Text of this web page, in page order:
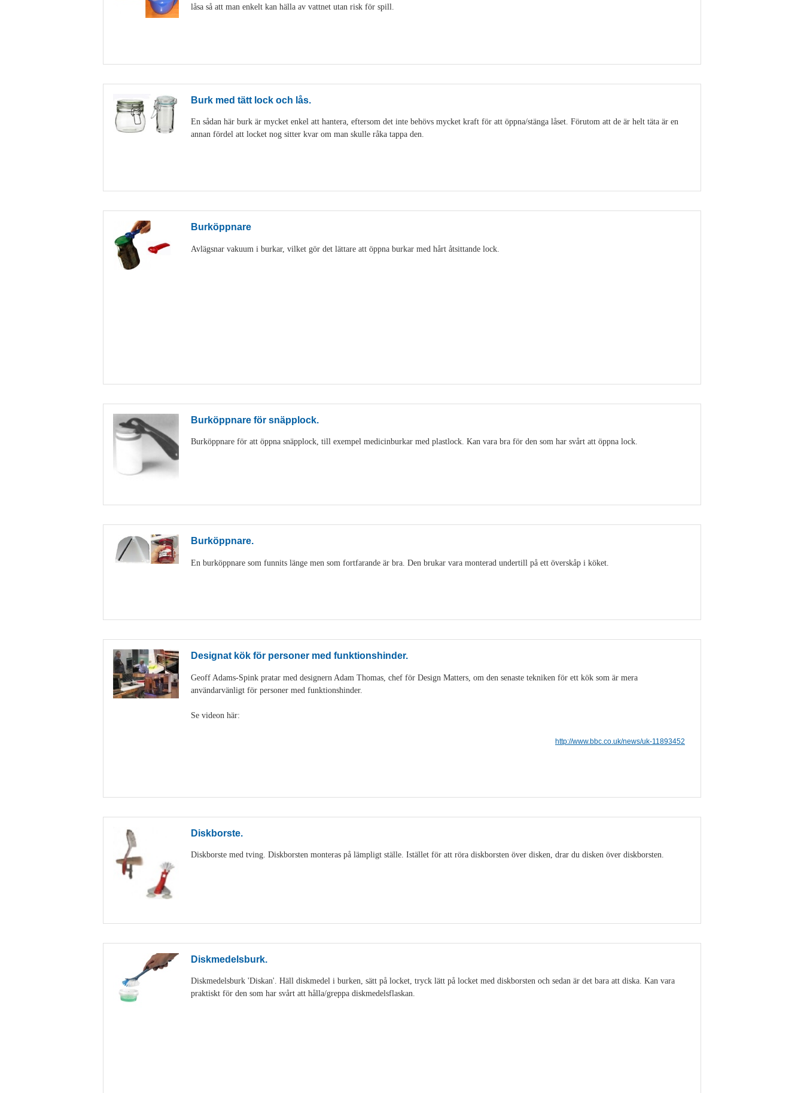
låsa så att man enkelt kan hälla av vattnet utan risk för spill.
Burk med tätt lock och lås.
En sådan här burk är mycket enkel att hantera, eftersom det inte behövs mycket kraft för att öppna/stänga låset. Förutom att de är helt täta är en
annan fördel att locket nog sitter kvar om man skulle råka tappa den.
Burköppnare
Avlägsnar vakuum i burkar, vilket gör det lättare att öppna burkar med hårt åtsittande lock.
Burköppnare för snäpplock.
Burköppnare för att öppna snäpplock, till exempel medicinburkar med plastlock. Kan vara bra för den som har svårt att öppna lock.
Burköppnare.
En burköppnare som funnits länge men som fortfarande är bra. Den brukar vara monterad undertill på ett överskåp i köket.
Designat kök för personer med funktionshinder.
Geoff Adams-Spink pratar med designern Adam Thomas, chef för Design Matters, om den senaste tekniken för ett kök som är mera
användarvänligt för personer med funktionshinder.
Se videon här:
http://www.bbc.co.uk/news/uk-11893452
Diskborste.
Diskborste med tving. Diskborsten monteras på lämpligt ställe. Istället för att röra diskborsten över disken, drar du disken över diskborsten.
Diskmedelsburk.
Diskmedelsburk 'Diskan'. Häll diskmedel i burken, sätt på locket, tryck lätt på locket med diskborsten och sedan är det bara att diska. Kan vara
praktiskt för den som har svårt att hålla/greppa diskmedelsflaskan.